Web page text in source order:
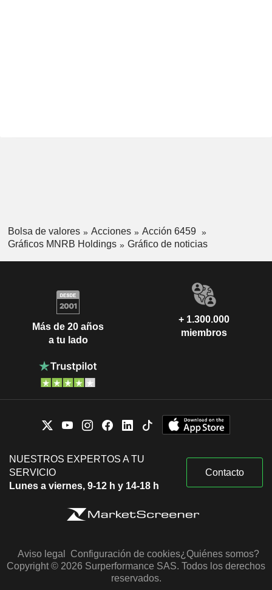
Bolsa de valores Acciones
Acción 6459
Gráficos MNRB Holdings
Gráfico de noticias
Más de 20 años
a tu lado
+ 1.300.000
miembros
NUESTROS EXPERTOS A TU
SERVICIO
Lunes a viernes, 9-12 h y 14-18 h
Contacto
Aviso legal Configuración de cookies¿Quiénes somos?
Copyright © 2026 Surperformance SAS. Todos los derechos
reservados.